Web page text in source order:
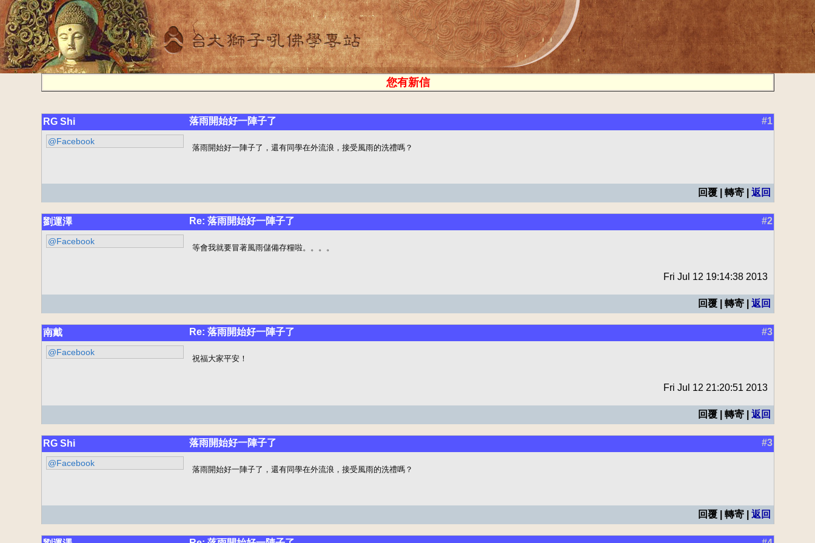
您有新信
RG Shi 落雨開始好一陣子了 #1
@Facebook
落雨開始好一陣子了，還有同學在外流浪，接受風雨的洗禮嗎？
回覆 | 轉寄 | 返回
劉運澤 Re: 落雨開始好一陣子了 #2
@Facebook
等會我就要冒著風雨儲備存糧啦。。。。
Fri Jul 12 19:14:38 2013
回覆 | 轉寄 | 返回
南戴 Re: 落雨開始好一陣子了 #3
@Facebook
祝福大家平安！
Fri Jul 12 21:20:51 2013
回覆 | 轉寄 | 返回
RG Shi 落雨開始好一陣子了 #3
@Facebook
落雨開始好一陣子了，還有同學在外流浪，接受風雨的洗禮嗎？
回覆 | 轉寄 | 返回